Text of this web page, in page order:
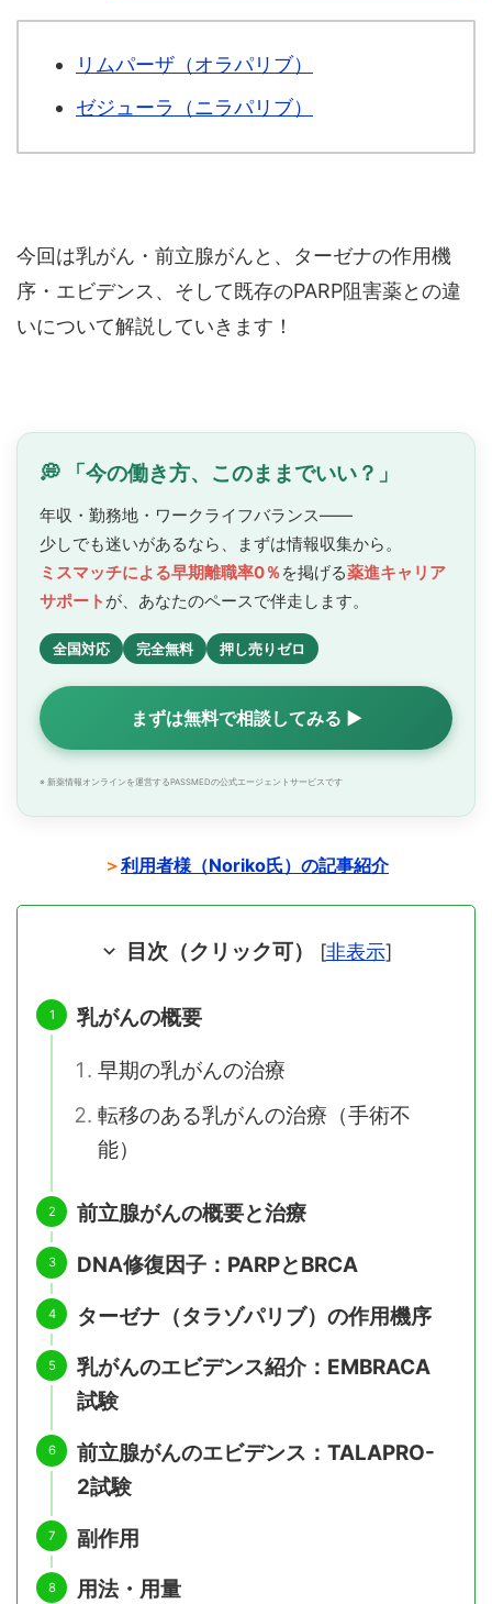
リムパーザ（オラパリブ）
ゼジューラ（ニラパリブ）
今回は乳がん・前立腺がんと、ターゼナの作用機
序・エビデンス、そして既存のPARP阻害薬との違
いについて解説していきます！
💭 「今の働き方、このままでいい？」
年収・勤務地・ワークライフバランス——
少しでも迷いがあるなら、まずは情報収集から。
ミスマッチによる早期離職率0％を掲げる薬進キャリア
サポート が、あなたのペースで伴走します。
全国対応 完全無料 押し売りゼロ
まずは無料で相談してみる ▶
※ 新薬情報オンラインを運営するPASSMEDの公式エージェントサービスです
＞利用者様（Noriko氏）の記事紹介
目次（クリック可） [非表示]
乳がんの概要
早期の乳がんの治療
転移のある乳がんの治療（手術不
能）
前立腺がんの概要と治療
DNA修復因子：PARPとBRCA
ターゼナ（タラゾパリブ）の作用機序
乳がんのエビデンス紹介：EMBRACA
試験
前立腺がんのエビデンス：TALAPRO-
2試験
副作用
用法・用量